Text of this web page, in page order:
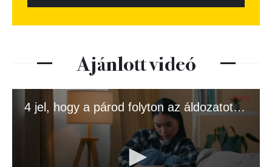
Ajánlott videó
4 jel, hogy a párod folyton az áldozatot játssza